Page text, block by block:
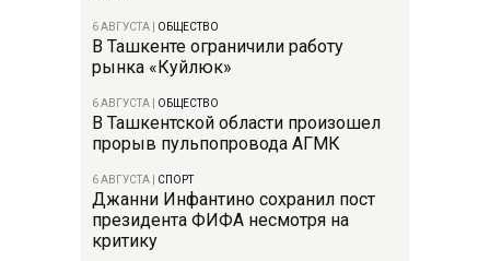
6 АВГУСТА ОБЩЕСТВО
В Ташкенте ограничили работу
рынка «Куйлюк»
6 АВГУСТА ОБЩЕСТВО
В Ташкентской области произошел
прорыв пульпопровода АГМК
6 АВГУСТА СПОРТ
Джанни Инфантино сохранил пост
президента ФИФА несмотря на
критику